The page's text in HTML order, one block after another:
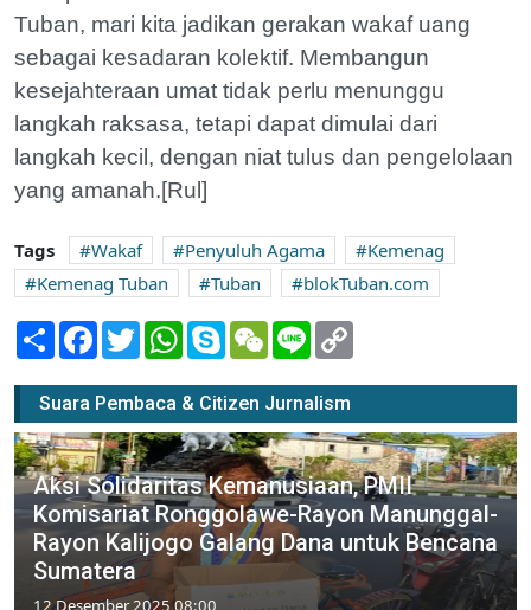
Tuban, mari kita jadikan gerakan wakaf uang
sebagai kesadaran kolektif. Membangun
kesejahteraan umat tidak perlu menunggu
langkah raksasa, tetapi dapat dimulai dari
langkah kecil, dengan niat tulus dan pengelolaan
yang amanah.[Rul]
Tags Wakaf Penyuluh Agama
Kemenag
Kemenag Tuban
Tuban
blokTuban.com
Share Facebook
TwitterWhatsApp
SkypeWeChatLine
Suara Pembaca & Citizen Jurnalism
Aksi Solidaritas Kemanusiaan, PMII
Komisariat Ronggolawe-Rayon Manunggal-
Rayon Kalijogo Galang Dana untuk Bencana
Sumatera
12 Desember 2025 08:00